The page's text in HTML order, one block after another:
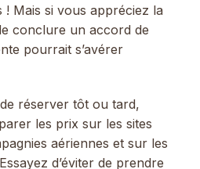
! Mais si vous appréciez la
conclure un accord de
pourrait s’avérer
réserver tôt ou tard,
les prix sur les sites
aériennes et sur les
d’éviter de prendre